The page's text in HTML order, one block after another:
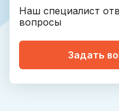
Наш специалист
вопросы
Задать